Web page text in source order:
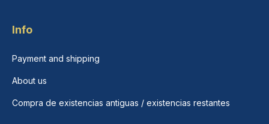
Info
Payment and shipping
About us
Compra de existencias antiguas / existencias restantes